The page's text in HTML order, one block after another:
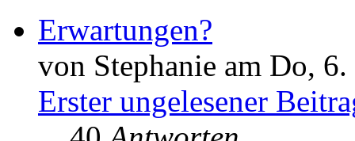
Erwartungen?
von Stephanie am Do,
Erster ungelesener